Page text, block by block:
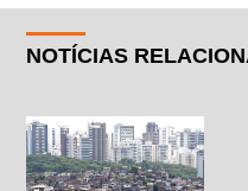
NOTÍCIAS